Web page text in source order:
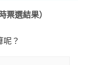
票選結果）
呢？